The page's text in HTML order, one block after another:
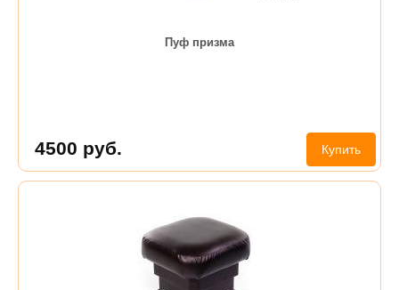
Пуф призма
4500 руб. Купить